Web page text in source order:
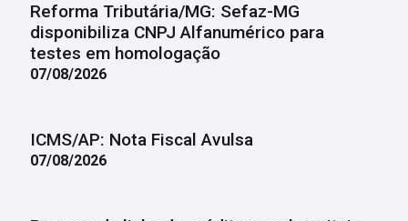
Reforma Tributária/MG: Sefaz-MG
disponibiliza CNPJ Alfanumérico para
testes em homologação
07/08/2026
ICMS/AP: Nota Fiscal Avulsa
07/08/2026